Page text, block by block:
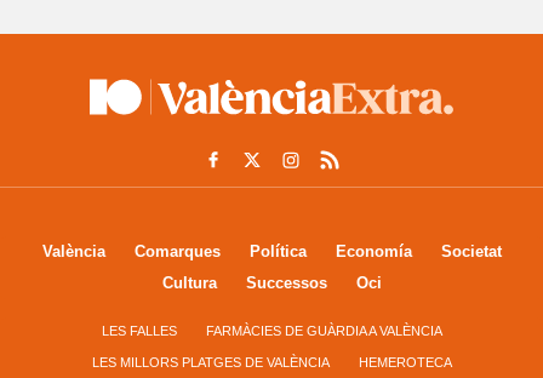
València Comarques Política Economía
Societat
Cultura
Successos Oci
LES FALLES FARMÀCIES DE GUÀRDIA A VALÈNCIA
LES MILLORS PLATGES DE VALÈNCIA HEMEROTECA